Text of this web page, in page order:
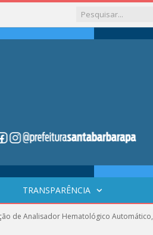
TRANSPARÊNCIA
de Analisador Hematológico Automático,